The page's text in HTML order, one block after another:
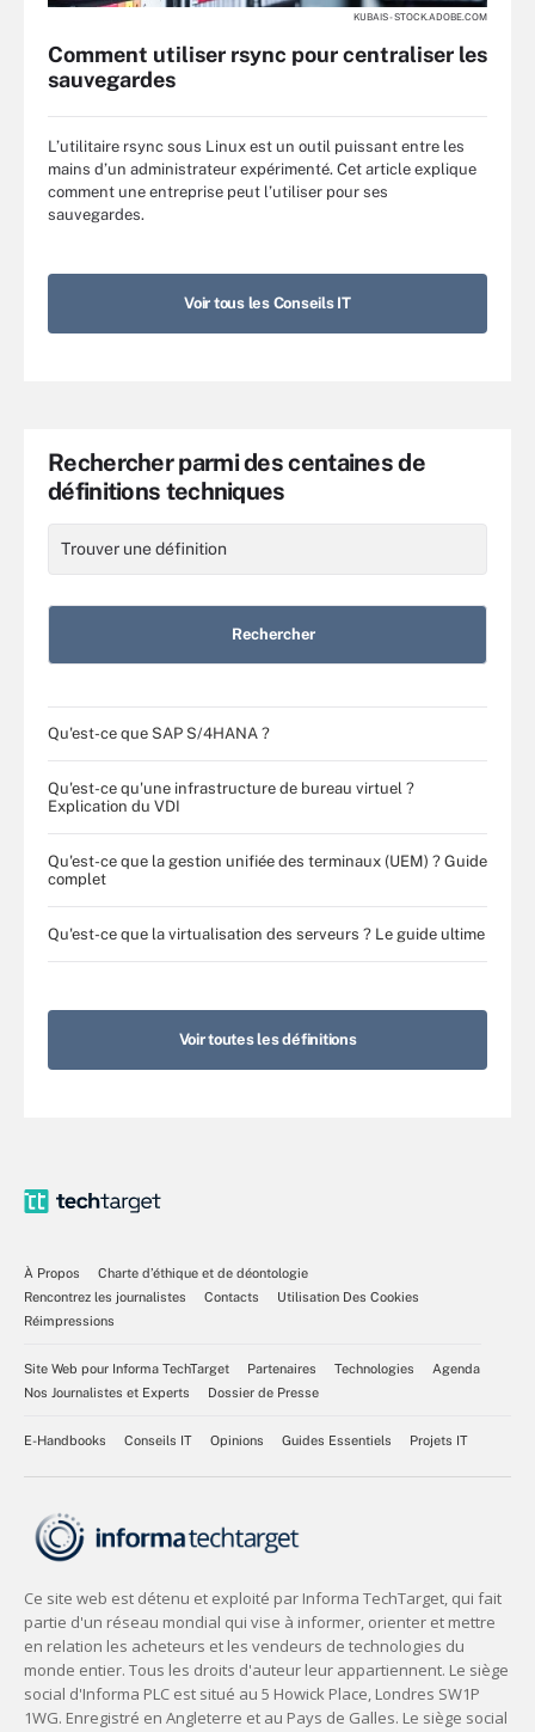
KUBAIS - STOCK.ADOBE.COM
Comment utiliser rsync pour centraliser les
sauvegardes
L’utilitaire rsync sous Linux est un outil puissant entre les
mains d’un administrateur expérimenté. Cet article explique
comment une entreprise peut l’utiliser pour ses
sauvegardes.
Voir tous les Conseils IT
Rechercher parmi des centaines de
définitions techniques
une
définition
Qu'est-ce que SAP S/4HANA ?
Qu'est-ce qu'une infrastructure de bureau virtuel ?
Explication du VDI
Qu'est-ce que la gestion unifiée des terminaux (UEM) ? Guide
complet
Qu'est-ce que la virtualisation des serveurs ? Le guide ultime
Voir toutes les définitions
À Propos
Charte d’éthique et de déontologie
Rencontrez les journalistes
Contacts
Utilisation Des Cookies
Réimpressions
Site Web pour Informa TechTarget Partenaires Technologies
Agenda
Nos Journalistes et Experts
Dossier de Presse
E-Handbooks Conseils IT Opinions Guides Essentiels Projets IT